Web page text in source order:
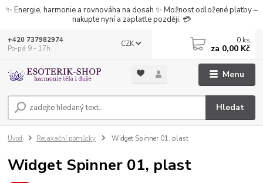
✨ Energie, harmonie a rovnováha na dosah ✨ Možnost odložené platby –
nakupte nyní a zaplaťte později. 💳
Menu
CZK
Hledat
+420 737982974
Po-pá 9 - 17h
0 ks
za 0,00 Kč
Úvod Relaxační pomůcky Widget Spinner 01, plast
Widget Spinner 01, plast